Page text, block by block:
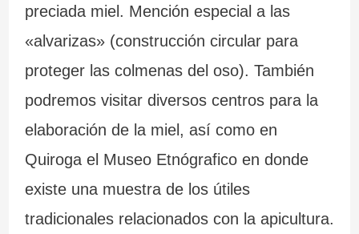
preciada miel. Mención especial a las
«alvarizas» (construcción circular para
proteger las colmenas del oso). También
podremos visitar diversos centros para la
elaboración de la miel, así como en
Quiroga el Museo Etnógrafico en donde
existe una muestra de los útiles
tradicionales relacionados con la apicultura.